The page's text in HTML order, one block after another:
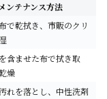
メンテナンス方法
で乾拭き、市販のクリ
含ませた布で拭き取
燥
れを落とし、中性洗剤